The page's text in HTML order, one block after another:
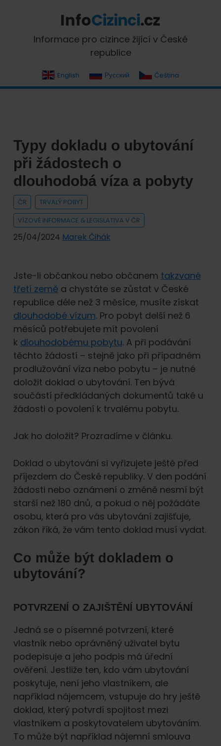
primary
navigation
content
primaryInfoCizinci.cz
Informace pro cizince žijící v České
republice
English Русский Čeština
Typy dokladu o ubytování
při žádostech o
dlouhodobá víza a pobyty
ČR
TRVALÝ POBYT
VÍZOVÉ INFORMACE & LEGISLATIVA V ČR
25/04/2024 Marek Čihák
Jste-li občankou nebo občanem takzvané
třetí země a chystáte se zůstat v České
republice déle než 3 měsíce, musíte získat
dlouhodobé vízum. Pro pobyt delší než 6
měsíců potřebujete mít povolení
k dlouhodobému pobytu. A při podávání
těchto žádostí – stejně jako při případném
prodlužování víza nebo pobytu – je nutné
doložit doklad o ubytování. Ten bývá
součástí předkládaných dokumentů také u
žádosti o povolení k trvalému pobytu.
Jak ho doložit? Prozradíme v článku.
Doklad o ubytování si vyřizujete ještě před
příjezdem do České republiky. V den podání
žádosti nebo oznámení o změně nesmí být
starší než 180 dnů, a pokud o něj požádáte
osobu, která pro vás ubytování zajišťuje,
zákon říká, že vám tento doklad musí vydat.
Co může být dokladem o
ubytování?
POTVRZENÍ O ZAJIŠTĚNÍ UBYTOVÁNÍ
Jedná se o písemné potvrzení, které
vlastník nebo oprávněný uživatel bytu
podepisuje a jeho podpis má úřední
ověření. Jestliže ten, kdo vám ubytování
poskytuje, není jeho vlastníkem, ale
například nájemcem, vstupuje do hry ještě
doklad, který potvrdí spojitost mezi
vlastníkem a poskytovatelem ubytováním.
To může být například nájemní smlouva